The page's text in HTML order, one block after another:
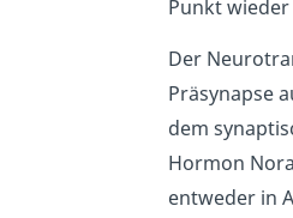
Punkt
Der
Präsynapse
dem
Hormon
entweder in